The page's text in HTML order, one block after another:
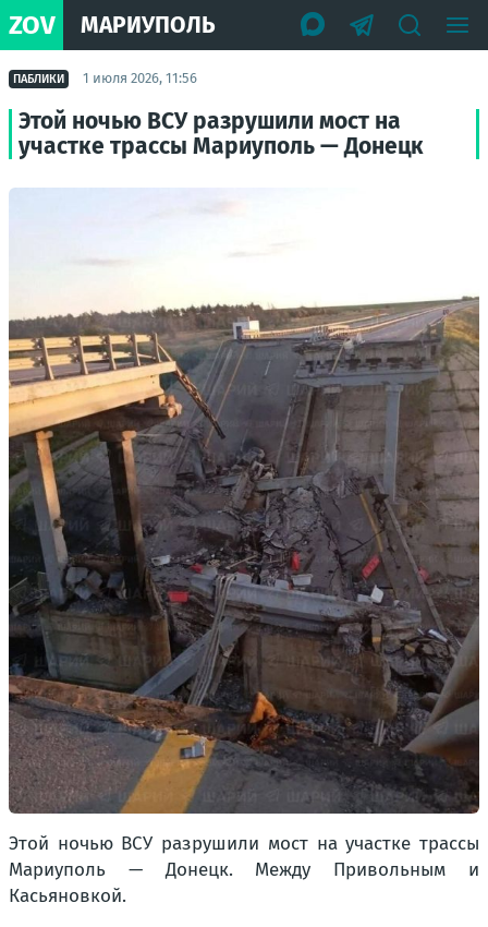
ZOV МАРИУПОЛЬ
ПАБЛИКИ 1 июля 2026, 11:56
Этой ночью ВСУ разрушили мост на
участке трассы Мариуполь — Донецк
Этой ночью ВСУ разрушили мост на участке трассы
Мариуполь — Донецк. Между Привольным и
Касьяновкой.